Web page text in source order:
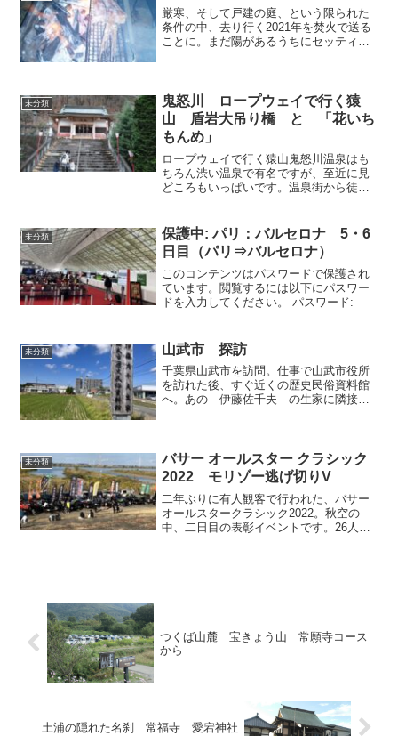
厳寒、そして戸建の庭、という限られた
条件の中、去り行く2021年を焚火で送る
ことに。まだ陽があるうちにセッティン
で、パチパチの焚火にし
未分類
鬼怒川 ロープウェイで行く猿
山 盾岩大吊り橋 と 「花いち
もんめ」
ロープウェイで行く猿山鬼怒川温泉はも
ちろん渋い温泉で有名ですが、至近に見
どころもいっぱいです。温泉街から徒歩
イ乗り場の横の温泉神社にまずはお参り
して、おんせんさんろく
未分類
保護中: パリ：バルセロナ 5・6
日目（パリ⇒バルセロナ）
このコンテンツはパスワードで保護され
ています。閲覧するには以下にパスワー
ドを入力してください。 パスワード:
未分類 山武市 探訪
千葉県山武市を訪問。仕事で山武市役所
を訪れた後、すぐ近くの歴史民俗資料館
へ。あの 伊藤佐千夫 の生家に隣接で
65歳以上の無料扱
未分類
バサー オールスター クラシック
2022 モリゾー逃げ切りV
二年ぶりに有人観客で行われた、バサー
オールスタークラシック2022。秋空の
中、二日目の表彰イベントです。26人の
つくば山麓 宝きょう山 常願寺コース
から
土浦の隠れた名刹 常福寺 愛宕神社